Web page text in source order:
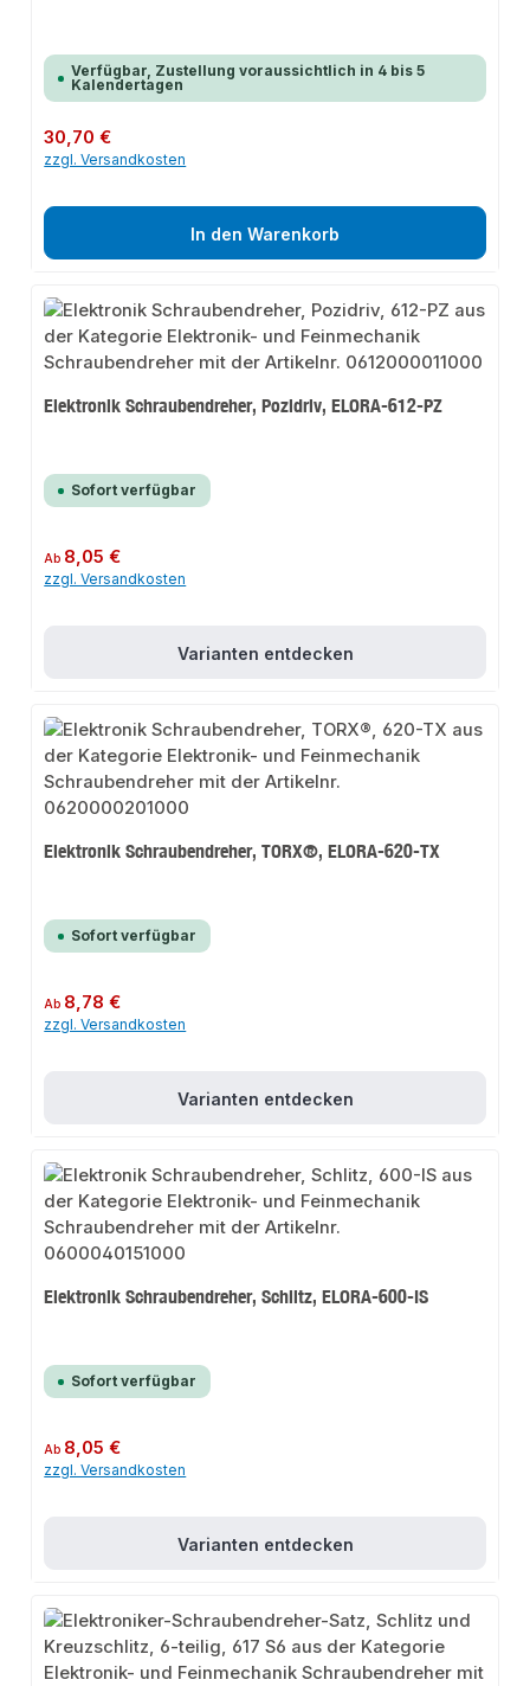
Verfügbar, Zustellung voraussichtlich in 4 bis 5
Kalendertagen
Regulärer Preis:
30,70 €
zzgl. Versandkosten
In den Warenkorb
Elektronik Schraubendreher, Pozidriv, ELORA-612-PZ
Sofort verfügbar
Regulärer Preis:
Ab 8,05 €
zzgl. Versandkosten
Varianten entdecken
Elektronik Schraubendreher, TORX®, ELORA-620-TX
Sofort verfügbar
Regulärer Preis:
Ab 8,78 €
zzgl. Versandkosten
Varianten entdecken
Elektronik Schraubendreher, Schlitz, ELORA-600-IS
Sofort verfügbar
Regulärer Preis:
Ab 8,05 €
zzgl. Versandkosten
Varianten entdecken